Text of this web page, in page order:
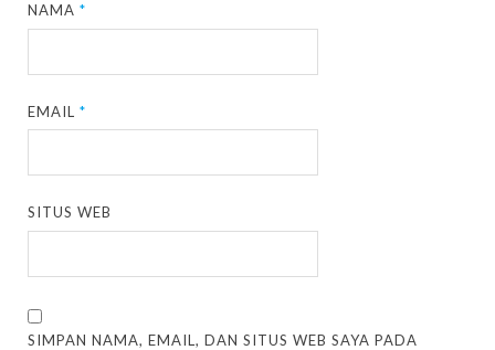
NAMA*
EMAIL*
SITUS WEB
SIMPAN NAMA, EMAIL, DAN SITUS WEB SAYA PADA